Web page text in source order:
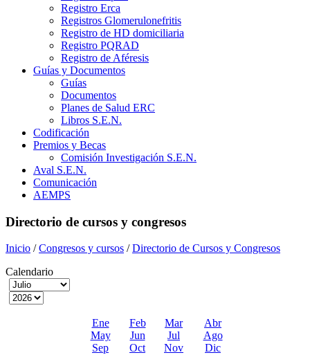
Registro Erca
Registros Glomerulonefritis
Registro de HD domiciliaria
Registro PQRAD
Registro de Aféresis
Guías y Documentos
Guías
Documentos
Planes de Salud ERC
Libros S.E.N.
Codificación
Premios y Becas
Comisión Investigación S.E.N.
Aval S.E.N.
Comunicación
AEMPS
Directorio de cursos y congresos
Inicio /Congresos y cursos /Directorio de Cursos y Congresos
Calendario
Ene Feb Mar
Abr
May
Jun Jul
Ago
Sep
Oct Nov Dic